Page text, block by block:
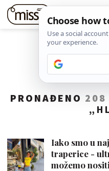
PRONAĐENO 208
„
Iako smo u
traperice -
možemo